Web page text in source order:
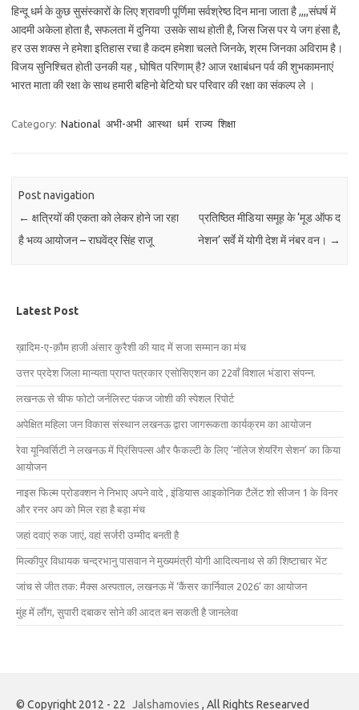
हिन्दू धर्म के कुछ सुसंस्कारों के लिए श्रावणी पूर्णिमा सर्वश्रेष्ठ दिन माना जाता है ,,,,संघर्ष में
आदमी अकेला होता है, सफलता में दुनिया उसके साथ होती है, जिस जिस पर ये जग हंसा है,
हर उस शक्स ने हमेशा इतिहास रचा है कदम हमेशा चलते जिनके, श्रम जिनका अविराम है।
विजय सुनिश्चित होती उनकी यह , घोषित परिणाम् है? आज रक्षाबंधन पर्व की शुभकामनाएं
भारत माता की रक्षा के साथ हमारी बहिनो बेटियाे घर परिवार की रक्षा का संकल्प ले ।
Category: National अभी-अभी आस्था धर्म राज्य शिक्षा
Post navigation
← क्षत्रियों की एकता को लेकर होने जा रहा
है भव्य आयोजन – राघवेंद्र सिंह राजू
प्रतिष्ठित मीडिया समूह के ‘मूड ऑफ द
नेशन’ सर्वे में योगी देश में नंबर वन। →
Latest Post
ख़ादिम-ए-क़ौम हाजी अंसार कुरैशी की याद में सजा सम्मान का मंच
उत्तर प्रदेश जिला मान्यता प्राप्त पत्रकार एसोसिएशन का 22वाँ विशाल भंडारा संपन्न.
लखनऊ से चीफ फोटो जर्नलिस्ट पंकज जोशी की स्पेशल रिपोर्ट
अपेक्षित महिला जन विकास संस्थान लखनऊ द्वारा जागरूकता कार्यक्रम का आयोजन
रेवा यूनिवर्सिटी ने लखनऊ में प्रिंसिपल्स और फैकल्टी के लिए ‘नॉलेज शेयरिंग सेशन’ का किया
आयोजन
नाइस फिल्म प्रोडक्शन ने निभाए अपने वादे , इंडियास आइकोनिक टैलेंट शो सीजन 1 के विनर
और रनर अप को मिल रहा है बड़ा मंच
जहां दवाएं रुक जाएं, वहां सर्जरी उम्मीद बनती है
मिल्कीपुर विधायक चन्द्रभानु पासवान ने मुख्यमंत्री योगी आदित्यनाथ से की शिष्टाचार भेंट
जांच से जीत तक: मैक्स अस्पताल, लखनऊ में ‘कैंसर कार्निवाल 2026’ का आयोजन
मुंह में लौंग, सुपारी दबाकर सोने की आदत बन सकती है जानलेवा
© Copyright 2012 - 22 Jalshamovies , All Rights Researved